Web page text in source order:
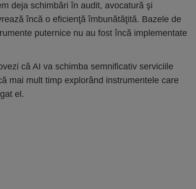
deja schimbări în audit, avocatură şi
încă o eficienţă îmbunătăţită. Bazele de
puternice nu au fost încă implementate
că AI va schimba semnificativ serviciile
mai mult timp explorând instrumentele care
el.